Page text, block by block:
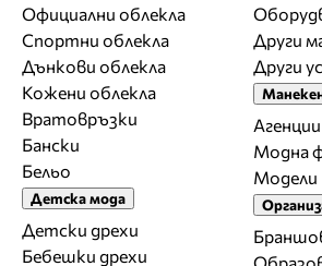
Официални облекла
Спортни облекла
Дънкови облекла
Кожени облекла
Вратовръзки
Бански
Бельо
Детска мода
Детски дрехи
Бебешки дрехи
Други
Други
Модна
Модели